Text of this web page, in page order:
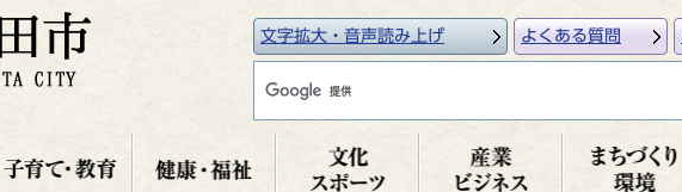
文字拡大・音声読み上げ よくある質問